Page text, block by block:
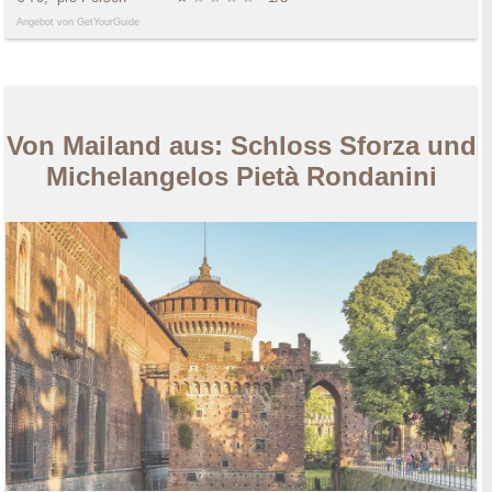
Angebot von GetYourGuide
Von Mailand aus: Schloss Sforza und
Michelangelos Pietà Rondanini